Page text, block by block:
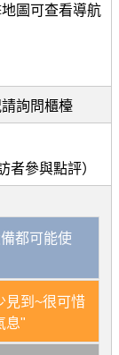
圖可查看導航
詢問櫃檯
者參與點評）
都可能使
見到~很可惜
息"